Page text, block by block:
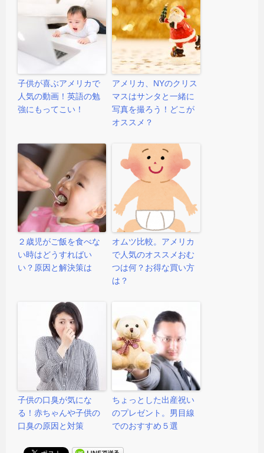
子供が喜ぶアメリカで
人気の動画！英語の勉
強にもってこい！
アメリカ、NYのクリス
マスはサンタと一緒に
写真を撮ろう！どこが
オススメ？
２歳児がご飯を食べな
い時はどうすればい
い？原因と解決策は
オムツ比較。アメリカ
で人気のオススメおむ
つは何？お得な買い方
は？
子供の口臭が気にな
る！赤ちゃんや子供の
口臭の原因と対策
ちょっとした出産祝い
のプレゼント。男目線
でのおすすめ５選